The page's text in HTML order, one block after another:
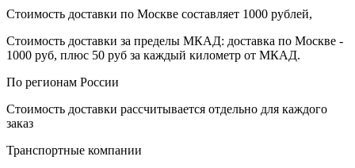
Стоимость доставки по Москве составляет 1000 рублей,
Стоимость доставки за пределы МКАД: доставка по Москве -
1000 руб, плюс 50 руб за каждый километр от МКАД.
По регионам России
Стоимость доставки рассчитывается отдельно для каждого
заказ
Транспортные компании